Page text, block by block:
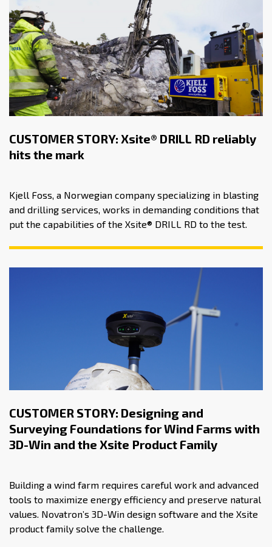
CUSTOMER STORY: Xsite® DRILL RD reliably
hits the mark
Kjell Foss, a Norwegian company specializing in blasting
and drilling services, works in demanding conditions that
put the capabilities of the Xsite® DRILL RD to the test.
CUSTOMER STORY: Designing and
Surveying Foundations for Wind Farms with
3D-Win and the Xsite Product Family
Building a wind farm requires careful work and advanced
tools to maximize energy efficiency and preserve natural
values. Novatron’s 3D-Win design software and the Xsite
product family solve the challenge.